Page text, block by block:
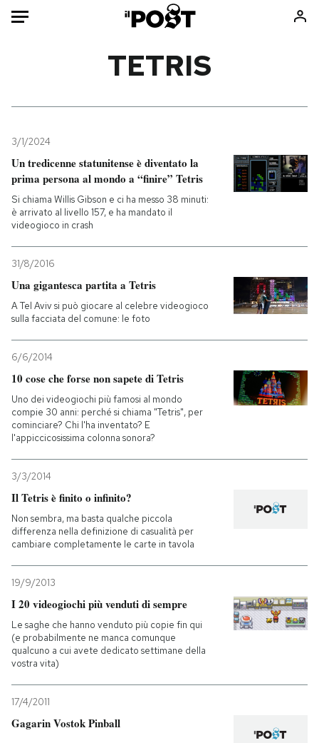
Mondo
Politica
Tecnologia
Internet
Scienza
Economia
Sport
Consumismi
Storie/Idee
Ok Boomer!
Mondiali calcio 2026
NEWSLETTER
I MIEI PREFERITI
CALENDARIO
AREA PERSONALE
Entra
TETRIS
3/1/2024
Un tredicenne statunitense è diventato la
prima persona al mondo a “finire” Tetris
Si chiama Willis Gibson e ci ha messo 38 minuti:
è arrivato al livello 157, e ha mandato il
videogioco in crash
31/8/2016
Una gigantesca partita a Tetris
A Tel Aviv si può giocare al celebre videogioco
sulla facciata del comune: le foto
6/6/2014
10 cose che forse non sapete di Tetris
Uno dei videogiochi più famosi al mondo
compie 30 anni: perché si chiama "Tetris", per
cominciare? Chi l'ha inventato? E
l'appiccicosissima colonna sonora?
3/3/2014
Il Tetris è finito o infinito?
Non sembra, ma basta qualche piccola
differenza nella definizione di casualità per
cambiare completamente le carte in tavola
19/9/2013
I 20 videogiochi più venduti di sempre
Le saghe che hanno venduto più copie fin qui
(e probabilmente ne manca comunque
qualcuno a cui avete dedicato settimane della
vostra vita)
17/4/2011
Gagarin Vostok Pinball